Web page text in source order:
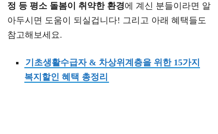
정 등 평소 돌봄이 취약한 환경에 계신 분들이라면 알
아두시면 도움이 되실겁니다! 그리고 아래 혜택들도
참고해보세요.
기초생활수급자 & 차상위계층을 위한 15가지
복지할인 혜택 총정리